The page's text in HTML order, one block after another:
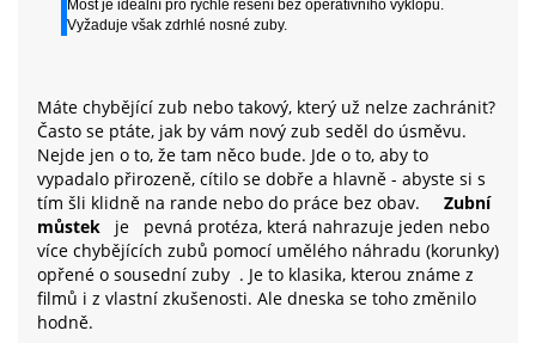
Most je ideální pro rychlé řešení bez operativního výklopu.
Vyžaduje však zdrhlé nosné zuby.
Máte chybějící zub nebo takový, který už nelze zachránit?
Často se ptáte, jak by vám nový zub seděl do úsměvu.
Nejde jen o to, že tam něco bude. Jde o to, aby to
vypadalo přirozeně, cítilo se dobře a hlavně - abyste si s
tím šli klidně na rande nebo do práce bez obav.
Zubní
můstek
je
pevná protéza, která nahrazuje jeden nebo
více chybějících zubů pomocí umělého náhradu (korunky)
opřené o sousední zuby . Je to klasika, kterou známe z
filmů i z vlastní zkušenosti. Ale dneska se toho změnilo
hodně.